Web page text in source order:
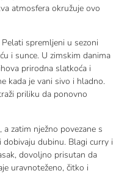
atmosfera okružuje ovo
spremljeni u sezoni
i sunce. U zimskim danima
prirodna slatkoća i
kada je vani sivo i hladno.
priliku da ponovno
a zatim nježno povezane s
dubinu. Blagi curry i
dovoljno prisutan da
uravnoteženo, čitko i